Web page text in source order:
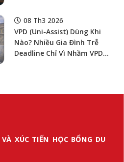
08 Th3 2026
VPD (uni-Assist) Dùng Khi
Nào? Nhiều Gia Đình Trễ
Deadline Chỉ Vì Nhầm VPD
XÚC TIẾN HỌC BỔNG DU